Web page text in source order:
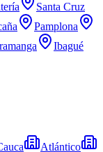
Santa Cruz
Pamplona
Ibagué
Atlántico